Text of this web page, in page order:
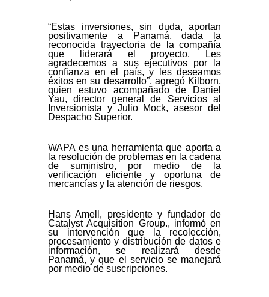
“Estas inversiones, sin duda, aportan
positivamente a Panamá, dada la
reconocida trayectoria de la compañía
que liderará el proyecto. Les
agradecemos a sus ejecutivos por la
confianza en el país, y les deseamos
éxitos en su desarrollo”, agregó Kilborn,
quien estuvo acompañado de Daniel
Yau, director general de Servicios al
Inversionista y Julio Mock, asesor del
Despacho Superior.
WAPA es una herramienta que aporta a
la resolución de problemas en la cadena
de suministro, por medio de la
verificación eficiente y oportuna de
mercancías y la atención de riesgos.
Hans Amell, presidente y fundador de
Catalyst Acquisition Group., informó en
su intervención que la recolección,
procesamiento y distribución de datos e
información, se realizará desde
Panamá, y que el servicio se manejará
por medio de suscripciones.